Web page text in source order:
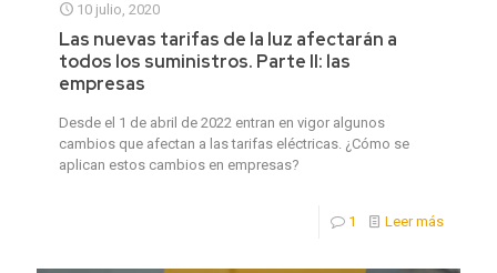
10 julio, 2020
Las nuevas tarifas de la luz afectarán a
todos los suministros. Parte II: las
empresas
Desde el 1 de abril de 2022 entran en vigor algunos
cambios que afectan a las tarifas eléctricas. ¿Cómo se
aplican estos cambios en empresas?
1 Leer más